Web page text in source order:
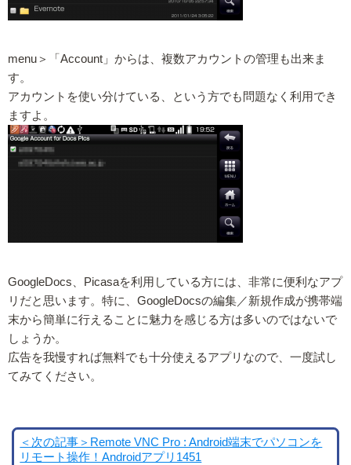
menu＞「Account」からは、複数アカウントの管理も出来ま
す。
アカウントを使い分けている、という方でも問題なく利用でき
ますよ。
GoogleDocs、Picasaを利用している方には、非常に便利なアプ
リだと思います。特に、GoogleDocsの編集／新規作成が携帯端
末から簡単に行えることに魅力を感じる方は多いのではないで
しょうか。
広告を我慢すれば無料でも十分使えるアプリなので、一度試し
てみてください。
＜次の記事＞Remote VNC Pro : Android端末でパソコンを
リモート操作！Androidアプリ1451